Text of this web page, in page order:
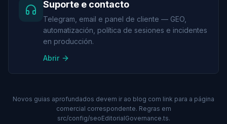
Suporte e contacto
Telegram, email e panel de cliente — GEO,
automatización, política de sesiones e incidentes
en producción.
Abrir
Novos guias aprofundados devem ir ao blog com link para a página
comercial correspondente. Regras em
src/config/seoEditorialGovernance.ts.